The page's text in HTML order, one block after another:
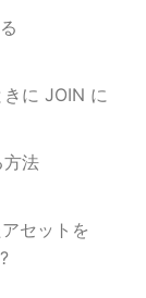
に JOIN に
方法
セットを